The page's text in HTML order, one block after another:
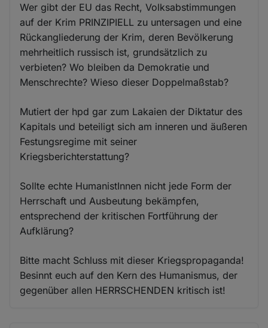
Wer gibt der EU das Recht, Volksabstimmungen
auf der Krim PRINZIPIELL zu untersagen und eine
Rückangliederung der Krim, deren Bevölkerung
mehrheitlich russisch ist, grundsätzlich zu
verbieten? Wo bleiben da Demokratie und
Menschrechte? Wieso dieser Doppelmaßstab?
Mutiert der hpd gar zum Lakaien der Diktatur des
Kapitals und beteiligt sich am inneren und äußeren
Festungsregime mit seiner
Kriegsberichterstattung?
Sollte echte HumanistInnen nicht jede Form der
Herrschaft und Ausbeutung bekämpfen,
entsprechend der kritischen Fortführung der
Aufklärung?
Bitte macht Schluss mit dieser Kriegspropaganda!
Besinnt euch auf den Kern des Humanismus, der
gegenüber allen HERRSCHENDEN kritisch ist!